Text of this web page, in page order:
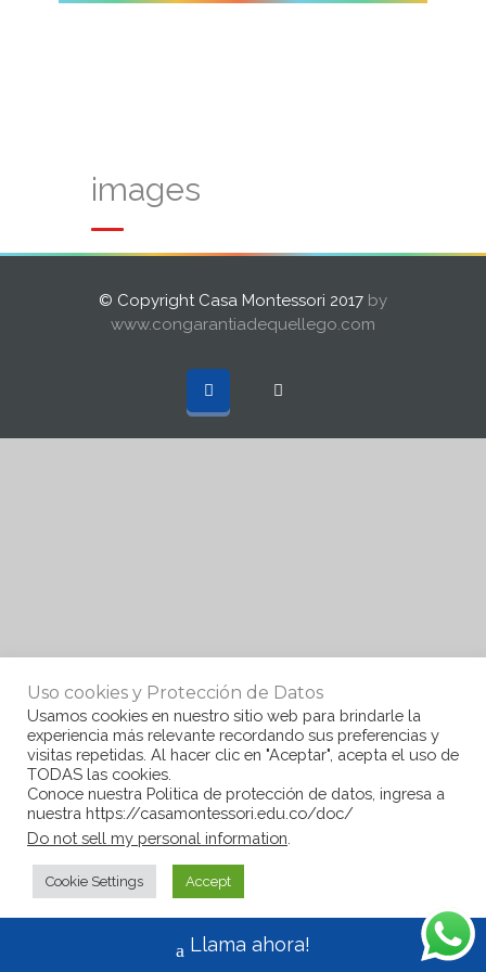
images
© Copyright Casa Montessori 2017 by
www.congarantiadequellego.com
Uso cookies y Protección de Datos
Usamos cookies en nuestro sitio web para brindarle la
experiencia más relevante recordando sus preferencias y
visitas repetidas. Al hacer clic en "Aceptar", acepta el uso de
TODAS las cookies.
Conoce nuestra Politica de protección de datos, ingresa a
nuestra https://casamontessori.edu.co/doc/
Do not sell my personal information
Cookie Settings Accept
Llama ahora!